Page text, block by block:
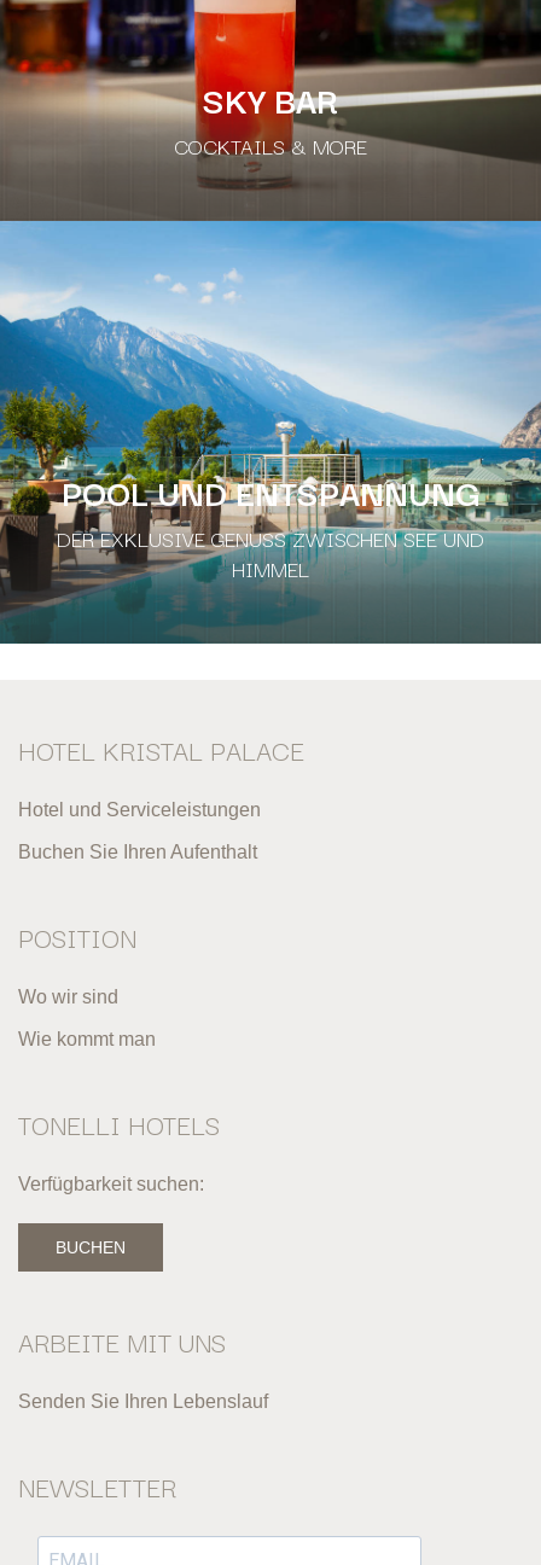
SKY BAR
COCKTAILS & MORE
POOL UND ENTSPANNUNG
DER EXKLUSIVE GENUSS ZWISCHEN SEE UND
HIMMEL
HOTEL KRISTAL PALACE
Hotel und Serviceleistungen
Buchen Sie Ihren Aufenthalt
POSITION
Wo wir sind
Wie kommt man
TONELLI HOTELS
Verfügbarkeit suchen:
BUCHEN
ARBEITE MIT UNS
Senden Sie Ihren Lebenslauf
NEWSLETTER